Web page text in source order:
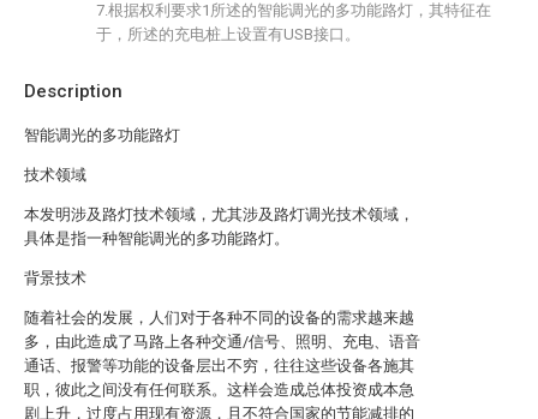
Description
智能调光的多功能路灯
技术领域
本发明涉及路灯技术领域，尤其涉及路灯调光技术领域，
具体是指一种智能调光的多功能路灯。
背景技术
随着社会的发展，人们对于各种不同的设备的需求越来越
多，由此造成了马路上各种交通/信号、照明、充电、语音
通话、报警等功能的设备层出不穷，往往这些设备各施其
职，彼此之间没有任何联系。这样会造成总体投资成本急
剧上升，过度占用现有资源，且不符合国家的节能减排的
7.根据权利要求1所述的智能调光的多功能路灯，其特征在
于，所述的充电桩上设置有USB接口。